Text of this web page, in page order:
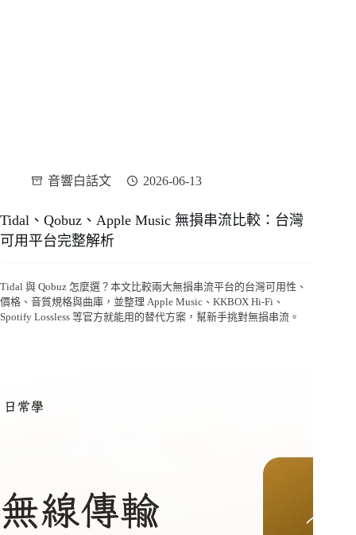
音響白話文 2026-06-13
Tidal、Qobuz、Apple Music 無損串流比較：台灣
可用平台完整解析
Tidal 與 Qobuz 怎麼選？本文比較兩大無損串流平台的台灣可用性、
價格、音質規格與曲庫，並整理 Apple Music、KKBOX Hi-Fi、
Spotify Lossless 等官方就能用的替代方案，幫新手挑對無損串流。